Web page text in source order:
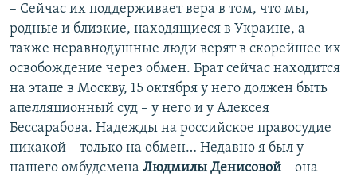
д
– Сейчас их поддерживает вера в том, что мы,
родные и близкие, находящиеся в Украине, а
также неравнодушные люди верят в скорейшее их
освобождение через обмен. Брат сейчас находится
на этапе в Москву, 15 октября у него должен быть
апелляционный суд – у него и у Алексея
Бессарабова. Надежды на российское правосудие
никакой – только на обмен… Недавно я был у
нашего омбудсмена Людмилы Денисовой – она